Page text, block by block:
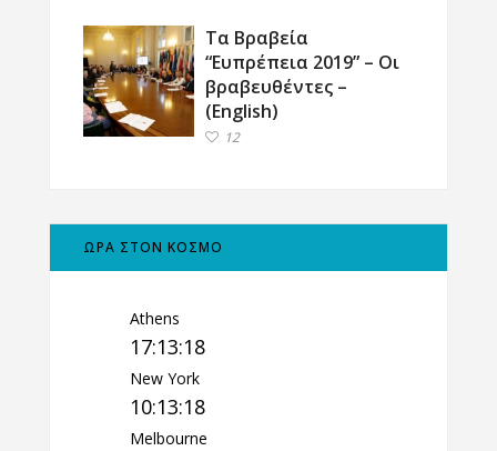
Τα Βραβεία
“Ευπρέπεια 2019” – Οι
βραβευθέντες –
(English)
12
ΩΡΑ ΣΤΟΝ ΚΟΣΜΟ
Athens
17:13:18
New York
10:13:18
Melbourne